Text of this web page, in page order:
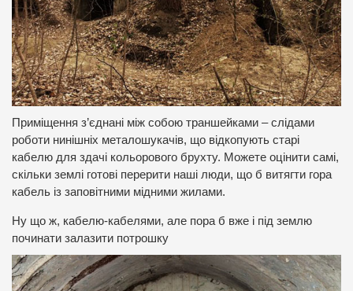
Приміщення з’єднані між собою траншейками – слідами
роботи нинішніх металошукачів, що відкопують старі
кабелю для здачі кольорового брухту. Можете оцінити самі,
скільки землі готові перерити наші люди, що б витягти гора
кабель із заповітними мідними жилами.
Ну що ж, кабелю-кабелями, але пора б вже і під землю
починати залазити потрошку